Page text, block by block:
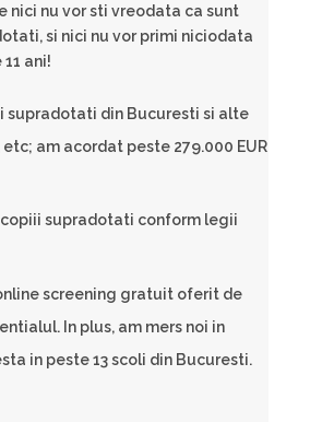
nici nu vor sti vreodata ca sunt
si nici nu vor primi niciodata
ani!
supradotati din Bucuresti si alte
am acordat peste 279.000 EUR
supradotati conform legii
screening gratuit oferit de
In plus, am mers noi in
in peste 13 scoli din Bucuresti.